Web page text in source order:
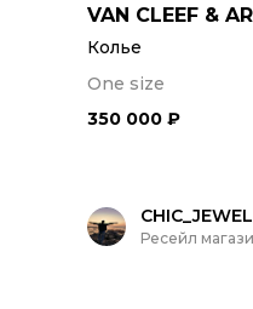
VAN CLEEF &
Колье
One size
350 000 ₽
Ресейл